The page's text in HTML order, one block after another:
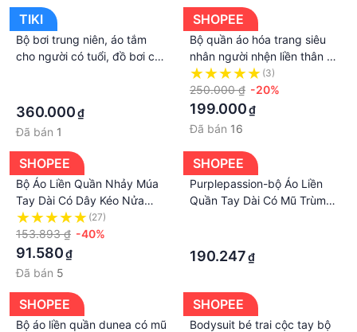
TIKI
Bộ bơi trung niên, áo tắm
cho người có tuổi, đồ bơi cho
rời gọn gàng, màu sắc trang
nhã, chất thun bơi lạnh Lycra
cao cấp dày mịn mát, co
giãn đa chiều | KT004
360.000₫
Đã bán 1
SHOPEE
Bộ quần áo hóa trang siêu
nhân người nhện liền thân có
mặt nạ trùm đầu cho bé
HT01
(3)
250.000 ₫ -20%
199.000₫
Đã bán 16
SHOPEE
Bộ Áo Liền Quần Nhảy Múa
Tay Dài Có Dây Kéo Nửa
Màu Trơn 1O1 (27)
153.893 ₫ -40%
91.580₫
Đã bán 5
SHOPEE
Purplepassion-bộ Áo Liền
Quần Tay Dài Có Mũ Trùm
Bé Gái
190.247₫
SHOPEE
Bộ áo liền quần dunea có mũ
SHOPEE
Bodysuit bé trai cộc tay bộ